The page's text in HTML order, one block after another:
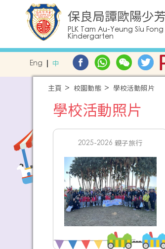
保良局譚歐陽少
PLK Tam Au-Yeung Siu
Kindergarten
Eng 中
主頁 校園動態 學校活動照片
學校活動照片
2025-2026 親子旅行